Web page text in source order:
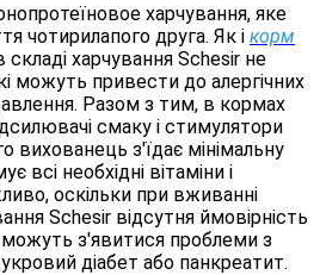
харчування, яке
чотирилапого друга. Як і корм
складі харчування Schesir не
можуть привести до алергічних
Разом з тим, в кормах
смаку і стимулятори
вихованець з'їдає мінімальну
всі необхідні вітаміни і
оскільки при вживанні
Schesir відсутня ймовірність
можуть з'явитися проблеми з
діабет або панкреатит.